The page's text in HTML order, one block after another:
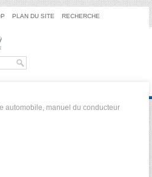
PLAN DU SITE RECHERCHE
automobile, manuel du conducteur